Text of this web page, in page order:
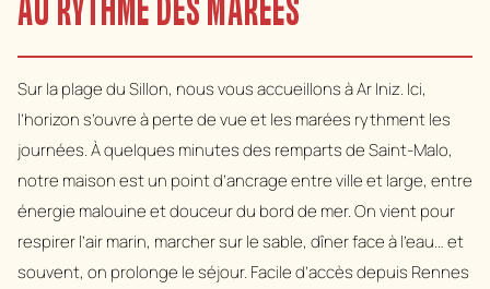
AU RYTHME DES MARÉES
Sur la plage du Sillon, nous vous accueillons à Ar Iniz. Ici,
l’horizon s’ouvre à perte de vue et les marées rythment les
journées. À quelques minutes des remparts de Saint-Malo,
notre maison est un point d’ancrage entre ville et large, entre
énergie malouine et douceur du bord de mer. On vient pour
respirer l’air marin, marcher sur le sable, dîner face à l’eau… et
souvent, on prolonge le séjour. Facile d’accès depuis Rennes